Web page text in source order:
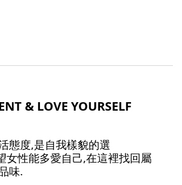
& LOVE YOURSELF
態度,是自我樣貌的選
女性能多愛自己,在這裡找回屬
味.